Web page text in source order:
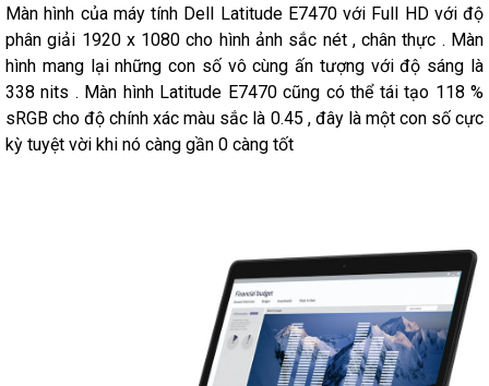
Màn hình của máy tính Dell Latitude E7470 với Full HD với độ
phân giải 1920 x 1080 cho hình ảnh sắc nét , chân thực . Màn
hình mang lại những con số vô cùng ấn tượng với độ sáng là
338 nits . Màn hình Latitude E7470 cũng có thể tái tạo 118 %
sRGB cho độ chính xác màu sắc là 0.45 , đây là một con số cực
kỳ tuyệt vời khi nó càng gần 0 càng tốt